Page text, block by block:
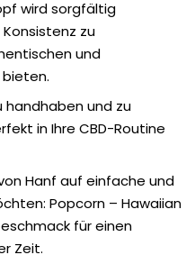
wird sorgfältig
zu
und
handhaben und zu
in Ihre CBD-Routine
Hanf auf einfache und
Popcorn – Hawaiian
für einen
Zeit.